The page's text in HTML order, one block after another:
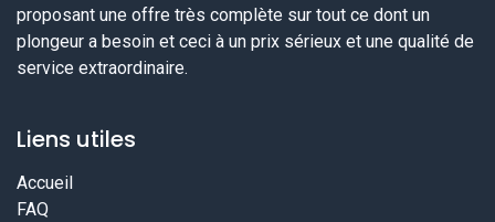
proposant une offre très complète sur tout ce dont un
plongeur a besoin et ceci à un prix sérieux et une qualité de
service extraordinaire.
Liens utiles
Accueil
FAQ